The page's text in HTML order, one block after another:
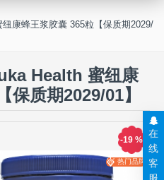
纽康蜂王浆胶囊 365粒【保质期2029/
Health 蜜纽康
保质期2029/01】
热门品牌
-19 % 在
线
客